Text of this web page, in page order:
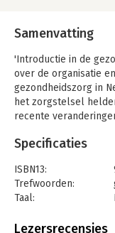
Samenvatting
'Introductie in de
over de organisatie
gezondheidszorg in
het zorgstelsel
recente
decentralisatie van
uitpakken.
Ketenzorg,
en kostenbeheersing
Specificaties
ISBN13:
Trefwoorden:
Taal:
Aantal pagina's:
Lezersrecensies